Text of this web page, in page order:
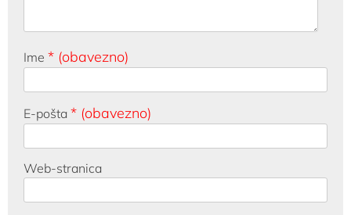
Ime * (obavezno)
E-pošta * (obavezno)
Web-stranica